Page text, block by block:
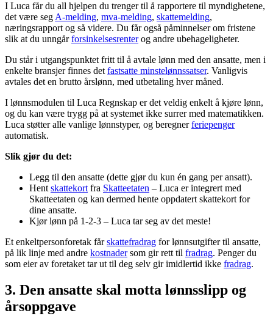
I Luca får du all hjelpen du trenger til å rapportere til myndighetene,
det være seg A-melding, mva-melding, skattemelding,
næringsrapport og så videre. Du får også påminnelser om fristene
slik at du unngårforsinkelsesrenterog andre ubehageligheter.
Du står i utgangspunktet fritt til å avtale lønn med den ansatte, men i
enkelte bransjer finnes det fastsatte minstelønnssatser. Vanligvis
avtales det en brutto årslønn, med utbetaling hver måned.
I lønnsmodulen til Luca Regnskap er det veldig enkelt å kjøre lønn,
og du kan være trygg på at systemet ikke surrer med matematikken.
Luca støtter alle vanlige lønnstyper, og beregnerferiepenger
automatisk.
Slik gjør du det:
Legg til den ansatte (dette gjør du kun én gang per ansatt).
Hent skattekort fra Skatteetaten – Luca er integrert med
Skatteetaten og kan dermed hente oppdatert skattekort for
dine ansatte.
Kjør lønn på 1-2-3 – Luca tar seg av det meste!
Et enkeltpersonforetak fårskattefradrag for lønnsutgifter til ansatte,
på lik linje med andre kostnadersom gir rett til fradrag. Penger du
som eier av foretaket tar ut til deg selv gir imidlertid ikke fradrag.
3. Den ansatte skal motta lønnsslipp og
årsoppgave